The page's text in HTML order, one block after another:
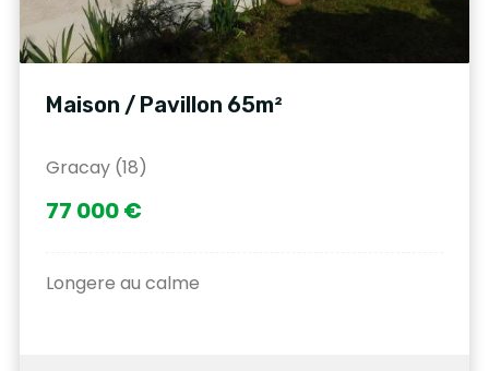
Maison / Pavillon 65m²
Gracay (18)
77 000 €
Longere au calme